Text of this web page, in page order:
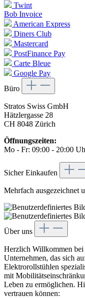
Twint
Bob Invoice
American Express
Diners Club
Mastercard
PostFinance Pay
Carte Bleue
Google Pay
Büro
Stratos Swiss GmbH
Hätzlergasse 28
CH 8048 Zürich
Öffnungszeiten:
Mo - Fr: 09:00 - 20:00
Sicher Einkaufen
Mehrfach ausgezeichnet
Über uns
Herzlich Willkommen
Unternehmen, das sich
Elektrorollstühlen
mit
Leben zu ermöglichen.
vertrauen können: